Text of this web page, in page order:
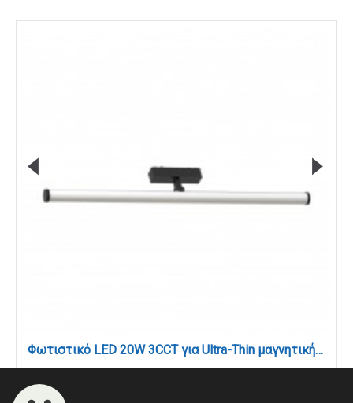
Φωτιστικό LED 20W 3CCT για Ultra-Thin μαγνητική ράγα σε μαύρη απόχρωση (by tuya and zigbee) D:60cmX8,7cm (T05405-BL)